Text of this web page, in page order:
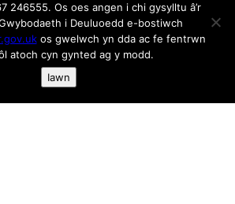
o’r darparwyr a rhestrwyd.
gwcis ac fel rydym yn ei defnyddio
yma os gwelwch yn dda
246555. Os oes angen i chi gysylltu â’r
i Deuluoedd e-bostiwch
os gwelwch yn dda ac fe fentrwn
atoch cyn gynted ag y modd.
Iawn